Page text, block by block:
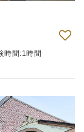
時間:1時間